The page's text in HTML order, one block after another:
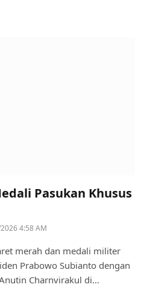
Pasukan Khusus
4:58 AM
merah dan medali militer
Prabowo Subianto dengan
Charnvirakul di…